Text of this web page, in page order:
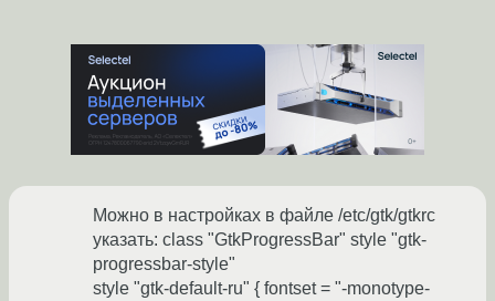
Можно в настройках в файле /etc/gtk/gtkrc
указать: class "GtkProgressBar" style "gtk-
progressbar-style"
style "gtk-default-ru" { fontset = "-monotype-